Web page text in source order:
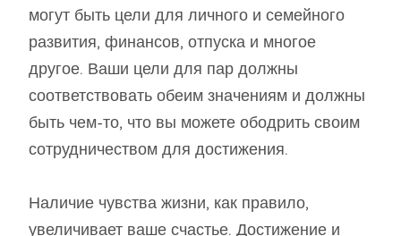
могут быть цели для личного и семейного
развития, финансов, отпуска и многое
другое. Ваши цели для пар должны
соответствовать обеим значениям и должны
быть чем-то, что вы можете ободрить своим
сотрудничеством для достижения.
Наличие чувства жизни, как правило,
увеличивает ваше счастье. Достижение и